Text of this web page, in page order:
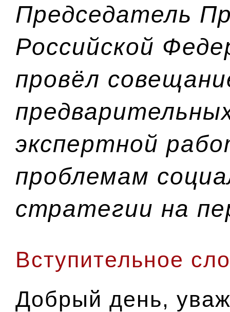
Председатель
Российской
провёл
экспертной
проблемам
стратегии на
Вступительное
Добрый день,